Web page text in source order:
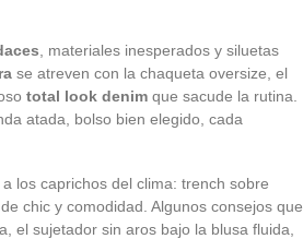
, materiales inesperados y siluetas
se atreven con la chaqueta oversize, el
total look denim que sacude la rutina.
atada, bolso bien elegido, cada
los caprichos del clima: trench sobre
chic y comodidad. Algunos consejos que
el sujetador sin aros bajo la blusa fluida,